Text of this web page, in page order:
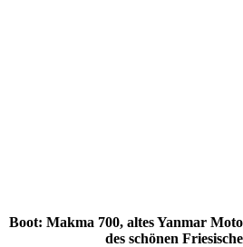
Boot: Makma 700, altes Yanmar
des schönen